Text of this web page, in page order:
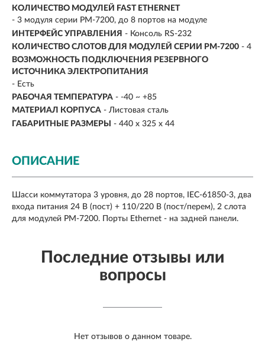
КОЛИЧЕСТВО МОДУЛЕЙ FAST ETHERNET
- 3 модуля серии PM-7200, до 8 портов на модуле
ИНТЕРФЕЙС УПРАВЛЕНИЯ - Консоль RS-232
КОЛИЧЕСТВО СЛОТОВ ДЛЯ МОДУЛЕЙ СЕРИИ PM-7200 - 4
ВОЗМОЖНОСТЬ ПОДКЛЮЧЕНИЯ РЕЗЕРВНОГО
ИСТОЧНИКА ЭЛЕКТРОПИТАНИЯ
- Есть
РАБОЧАЯ ТЕМПЕРАТУРА - -40 ~ +85
МАТЕРИАЛ КОРПУСА - Листовая сталь
ГАБАРИТНЫЕ РАЗМЕРЫ
- 440 x 325 x 44
ОПИСАНИЕ
Шасси коммутатора 3 уровня, до 28 портов, IEC-61850-3, два
входа питания 24 В (пост) + 110/220 В (пост/перем), 2 слота
для модулей PM-7200. Порты Ethernet - на задней панели.
Последние отзывы или
вопросы
Нет отзывов о данном товаре.